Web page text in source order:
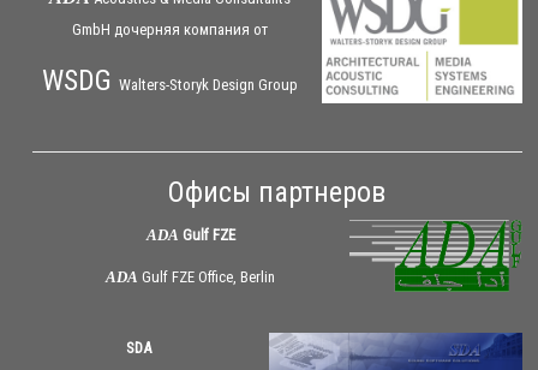
GmbH дочерняя компания от
WSDG Walters-Storyk Design Group
Офисы партнеров
ADA Gulf FZE
ADA Gulf FZE Office, Berlin
SDA